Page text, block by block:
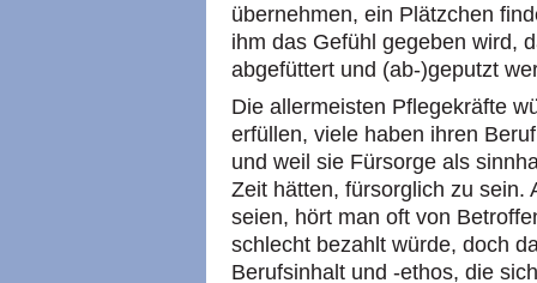
übernehmen, ein Plätzchen
ihm das Gefühl gegeben wird,
abgefüttert und (ab-)geputzt
Die allermeisten Pflegekräfte
erfüllen, viele haben ihren
und weil sie Fürsorge als
Zeit hätten, fürsorglich zu sein.
seien, hört man oft von
schlecht bezahlt würde, doch
Berufsinhalt und -ethos, die